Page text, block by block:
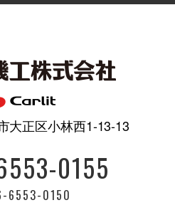
大正区小林西1-13-13
0155
6553-0150